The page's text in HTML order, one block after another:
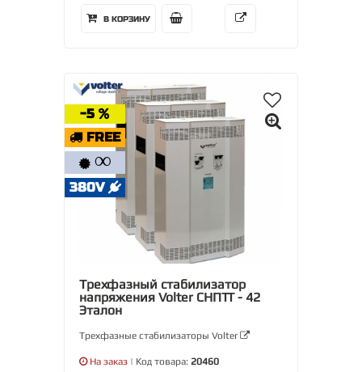
В КОРЗИНУ
-5
FREE
∞
380V
Трехфазный стабилизатор
напряжения Volter СНПТТ - 42
Эталон
Трехфазные стабилизаторы Volter
На заказ | Код товара: 20460